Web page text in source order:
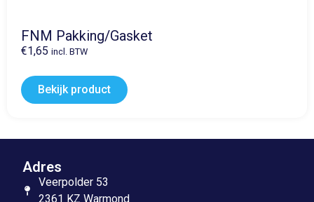
FNM Pakking/Gasket
€1,65 incl. BTW
Bekijk product
Adres
Veerpolder 53
2361 KZ Warmond